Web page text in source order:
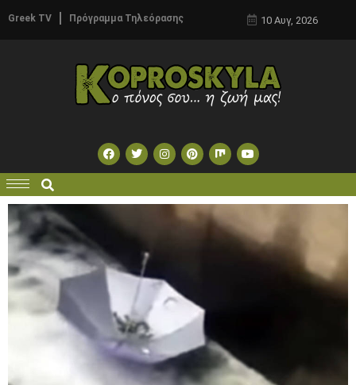
Greek TV Πρόγραμμα Τηλεόρασης 10 Αυγ, 2026